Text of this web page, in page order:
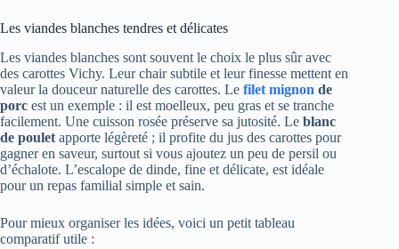
Les viandes blanches tendres et délicates
Les viandes blanches sont souvent le choix le plus sûr avec
des carottes Vichy. Leur chair subtile et leur finesse mettent en
valeur la douceur naturelle des carottes. Le filet mignon de
porc est un exemple : il est moelleux, peu gras et se tranche
facilement. Une cuisson rosée préserve sa jutosité. Le blanc
de poulet apporte légèreté ; il profite du jus des carottes pour
gagner en saveur, surtout si vous ajoutez un peu de persil ou
d’échalote. L’escalope de dinde, fine et délicate, est idéale
pour un repas familial simple et sain.
Pour mieux organiser les idées, voici un petit tableau
comparatif utile :